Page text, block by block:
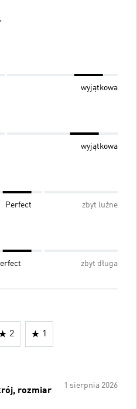
wyjątkowa
wyjątkowa
Perfect zbyt luźne
zbyt długa
2 1
1 sierpnia 2026
rozmiar